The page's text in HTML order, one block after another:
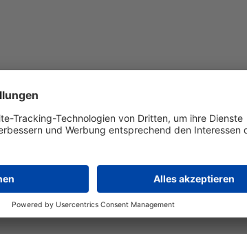
viselet